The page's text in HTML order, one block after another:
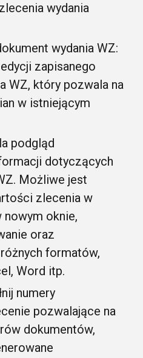
wydania
wydania WZ:
zapisanego
WZ, który pozwala na
w istniejącym
podgląd
dotyczących
Możliwe jest
zlecenia w
oknie,
oraz
formatów,
Word itp.
numery
pozwalające na
dokumentów,